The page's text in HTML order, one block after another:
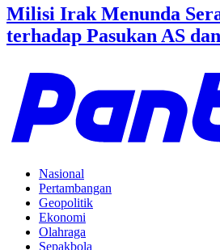
Milisi Irak Menunda
terhadap Pasukan AS
Nasional
Pertambangan
Geopolitik
Ekonomi
Olahraga
Sepakbola